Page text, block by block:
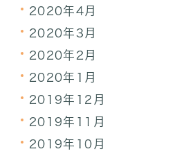
2020年4月
2020年3月
2020年2月
2020年1月
2019年12月
2019年11月
2019年10月